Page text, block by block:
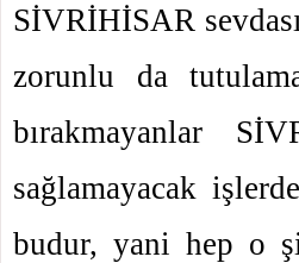
SİVRİHİSAR
zorunlu da
bırakmayanlar
sağlamayacak
budur, yani hep o